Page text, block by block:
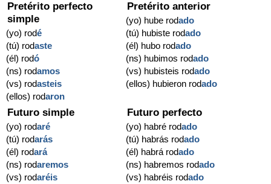
Pretérito perfecto
simple
(yo) rodé
(tú) rodaste
(él) rodó
(ns) rodamos
(vs) rodasteis
(ellos) rodaron
Pretérito anterior
(yo) hube rodado
(tú) hubiste rodado
(él) hubo rodado
(ns) hubimos rodado
(vs) hubisteis rodado
(ellos) hubieron rodado
Futuro simple
(yo) rodaré
(tú) rodarás
(él) rodará
(ns) rodaremos
(vs) rodaréis
Futuro perfecto
(yo) habré rodado
(tú) habrás rodado
(él) habrá rodado
(ns) habremos rodado
(vs) habréis rodado